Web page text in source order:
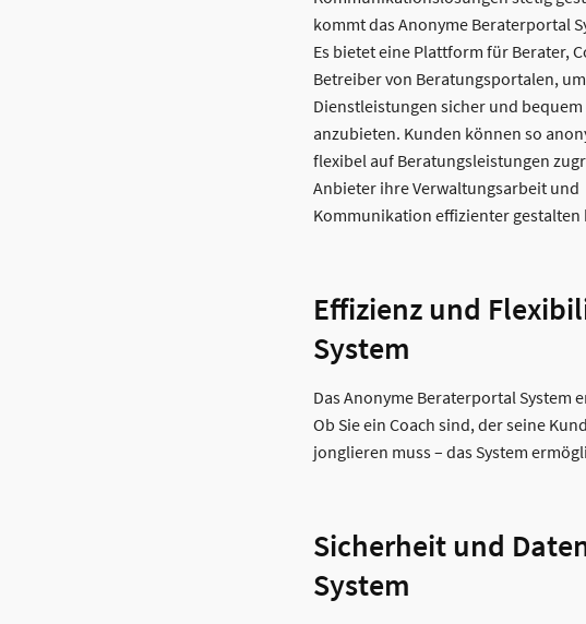
kommt das Anonyme Beraterportal
Es bietet eine Plattform für Berater,
Betreiber von Beratungsportalen,
Dienstleistungen sicher und
anzubieten. Kunden können so
flexibel auf Beratungsleistungen
Anbieter ihre Verwaltungsarbeit und
Kommunikation effizienter gestalten
Effizienz und
System
Das Anonyme Beraterportal System
Ob Sie ein Coach sind, der seine
jonglieren muss – das System
Sicherheit und
System